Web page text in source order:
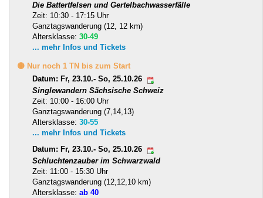
Die Battertfelsen und Gertelbachwasserfälle
Zeit: 10:30 - 17:15 Uhr
Ganztagswanderung (12, 12 km)
Altersklasse: 30-49
... mehr Infos und Tickets
🟡 Nur noch 1 TN bis zum Start
Datum: Fr, 23.10.- So, 25.10.26
Singlewandern Sächsische Schweiz
Zeit: 10:00 - 16:00 Uhr
Ganztagswanderung (7,14,13)
Altersklasse: 30-55
... mehr Infos und Tickets
Datum: Fr, 23.10.- So, 25.10.26
Schluchtenzauber im Schwarzwald
Zeit: 11:00 - 15:30 Uhr
Ganztagswanderung (12,12,10 km)
Altersklasse: ab 40